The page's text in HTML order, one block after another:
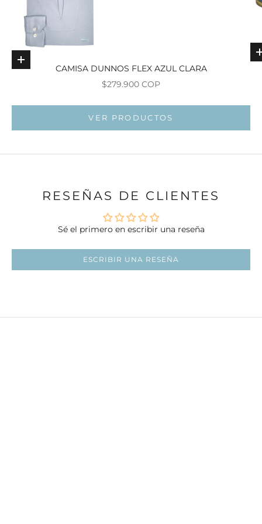
Elige opciones
CAMISA DUNNOS FLEX AZUL CLARA
Precio de oferta
$279.900 COP
VER PRODUCTOS
RESEÑAS DE CLIENTES
Sé el primero en escribir una reseña
ESCRIBIR UNA RESEÑA